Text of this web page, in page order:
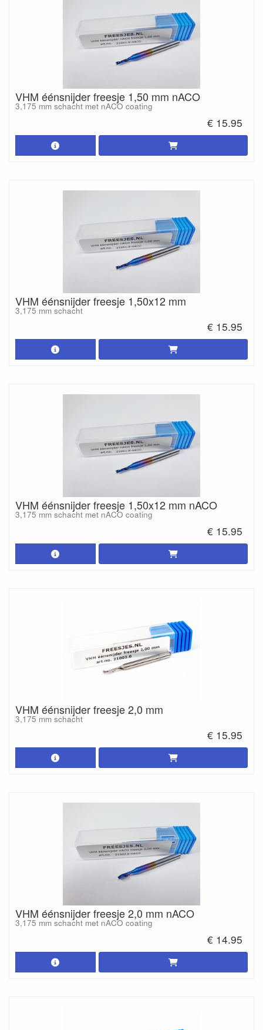
VHM éénsnijder freesje 1,50 mm nACO
3,175 mm schacht met nACO coating
€ 15.95
VHM éénsnijder freesje 1,50x12 mm
3,175 mm schacht
€ 15.95
VHM éénsnijder freesje 1,50x12 mm nACO
3,175 mm schacht met nACO coating
€ 15.95
VHM éénsnijder freesje 2,0 mm
3,175 mm schacht
€ 15.95
VHM éénsnijder freesje 2,0 mm nACO
3,175 mm schacht met nACO coating
€ 14.95